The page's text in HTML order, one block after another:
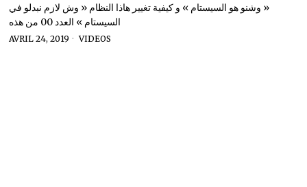
« وشنو هو السيستام » و كيفية تغيير هاذا النظام « وش لازم نبدلو في
السيستام » العدد 00 من هذه
AVRIL 24, 2019 VIDEOS